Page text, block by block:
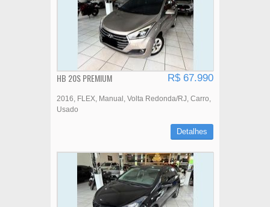
HB 20S PREMIUM R$ 67.990
2016 FLEX Manual Volta Redonda/RJ Carro
Usado
Detalhes